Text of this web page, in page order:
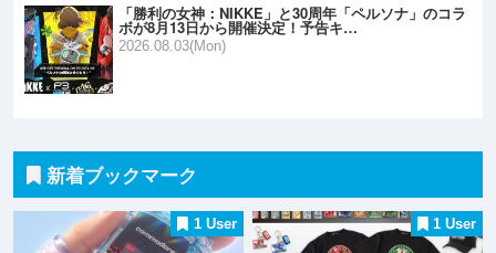
「勝利の女神：NIKKE」と30周年「ペルソナ」のコラ
ボが8月13日から開催決定！予告キ…
2026.08.03(Mon)
新着ブックマーク
1 User 1 User